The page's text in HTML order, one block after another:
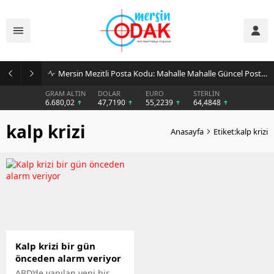
Mersin Mezitli Posta Kodu: Mahalle Mahalle Güncel Posta Kodu Rehberi
GRAM ALTIN
6.680,02
DOLAR
47,7190
EURO
55,2239
STERLİN
64,4848
kalp krizi Anasayfa Etiket:kalp krizi
Kalp krizi bir gün
önceden alarm veriyor